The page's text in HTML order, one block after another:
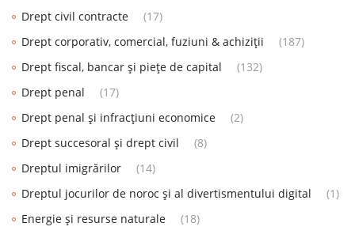
Drept civil contracte
(17)
Drept corporativ, comercial, fuziuni & achiziții
(187)
Drept fiscal, bancar și piețe de capital
(132)
Drept penal
(17)
Drept penal și infracțiuni economice
(2)
Drept succesoral și drept civil
(8)
Dreptul imigrărilor
(14)
Dreptul jocurilor de noroc și al divertismentului digital
(1)
Energie și resurse naturale
(18)